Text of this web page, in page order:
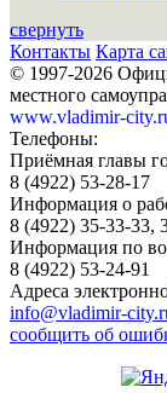
свернуть
Контакты Карта
© 1997-2026
местного
www.vladimir-
Телефоны:
Приёмная главы
8 (4922) 53-28-17
Информация о
8 (4922) 35-33-33,
Информация по
8 (4922) 53-24-91
Адреса
info@vladimir-
сообщить об